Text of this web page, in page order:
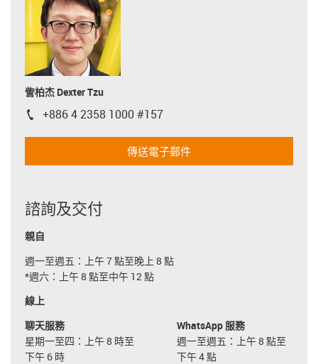
訾柏杰 Dexter Tzu
igus-icon-phone
+886 4 2358 1000 #157
傳送電子郵件
諮詢及交付
親自
週一至週五：上午 7 點至晚上 8 點
*週六：上午 8 點至中午 12 點
線上
聊天服務
星期一至四：上午 8 時至
下午 6 時
WhatsApp 服務
週一至週五：上午 8 點至
下午 4 點